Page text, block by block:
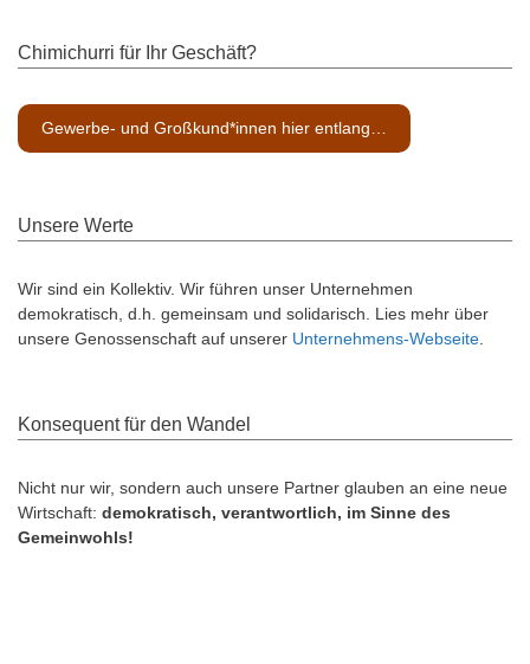
Chimichurri für Ihr Geschäft?
Gewerbe- und Großkund*innen hier entlang…
Unsere Werte
Wir sind ein Kollektiv. Wir führen unser Unternehmen
demokratisch, d.h. gemeinsam und solidarisch. Lies mehr über
unsere Genossenschaft auf unserer Unternehmens-Webseite
Konsequent für den Wandel
Nicht nur wir, sondern auch unsere Partner glauben an eine neue
Wirtschaft: demokratisch, verantwortlich, im Sinne des
Gemeinwohls!